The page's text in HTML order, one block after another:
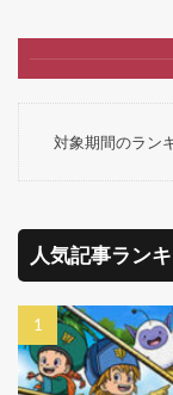
対象期間のラン
人気記事ラン